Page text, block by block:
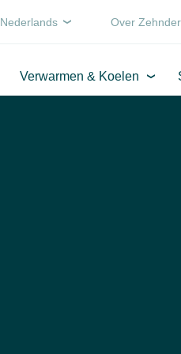
Nederlands Over Zehnder
Verwarmen & Koelen